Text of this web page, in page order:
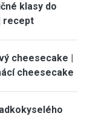
klasy do
recept
cheesecake |
cheesecake